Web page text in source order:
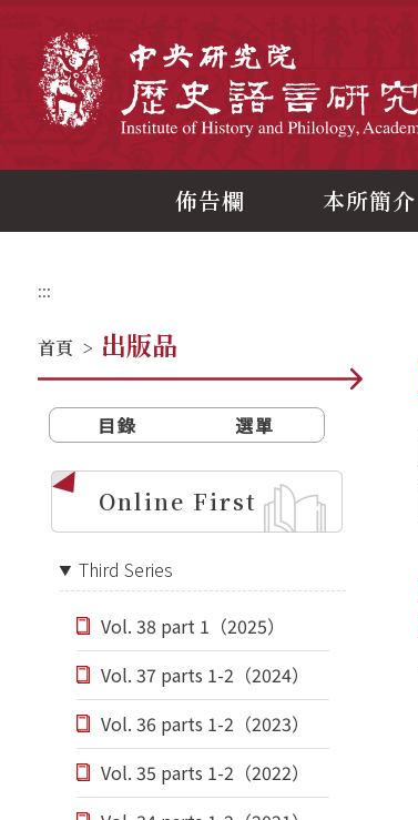
佈告欄 本所簡介
:::
首頁 > 出版品
目錄 選單
Online First
Third Series
Vol. 38 part 1（2025）
Vol. 37 parts 1-2（2024）
Vol. 36 parts 1-2（2023）
Vol. 35 parts 1-2（2022）